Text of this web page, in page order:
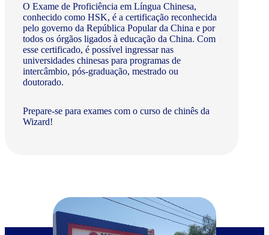
O Exame de Proficiência em Língua Chinesa,
conhecido como HSK, é a certificação reconhecida
pelo governo da República Popular da China e por
todos os órgãos ligados à educação da China. Com
esse certificado, é possível ingressar nas
universidades chinesas para programas de
intercâmbio, pós-graduação, mestrado ou
doutorado.
Prepare-se para exames com o curso de chinês da
Wizard!